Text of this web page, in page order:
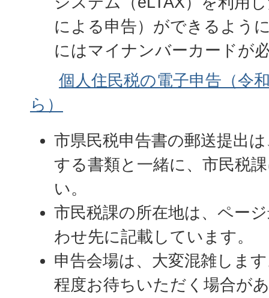
による申告）ができるよう
にはマイナンバーカードが
個人住民税の電子申告（令
ら）
市県民税申告書の郵送提出
する書類と一緒に、市民税
い。
市民税課の所在地は、ペー
わせ先に記載しています。
申告会場は、大変混雑しま
程度お待ちいただく場合が